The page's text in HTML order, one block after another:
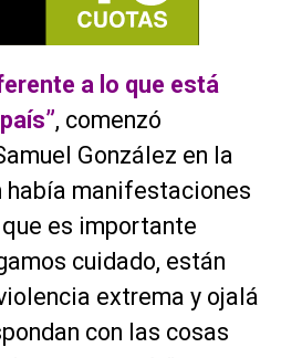
a lo que está
, comenzó
González en la
había manifestaciones
es importante
cuidado, están
extrema y ojalá
con las cosas